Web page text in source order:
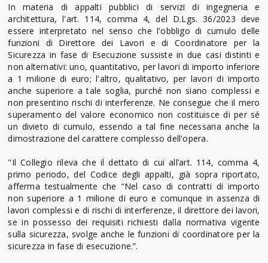
In materia di appalti pubblici di servizi di ingegneria e
architettura, l'art. 114, comma 4, del D.Lgs. 36/2023 deve
essere interpretato nel senso che l'obbligo di cumulo delle
funzioni di Direttore dei Lavori e di Coordinatore per la
Sicurezza in fase di Esecuzione sussiste in due casi distinti e
non alternativi: uno, quantitativo, per lavori di importo inferiore
a 1 milione di euro; l'altro, qualitativo, per lavori di importo
anche superiore a tale soglia, purché non siano complessi e
non presentino rischi di interferenze. Ne consegue che il mero
superamento del valore economico non costituisce di per sé
un divieto di cumulo, essendo a tal fine necessaria anche la
dimostrazione del carattere complesso dell'opera.
"Il Collegio rileva che il dettato di cui all’art. 114, comma 4,
primo periodo, del Codice degli appalti, già sopra riportato,
afferma testualmente che “Nel caso di contratti di importo
non superiore a 1 milione di euro e comunque in assenza di
lavori complessi e di rischi di interferenze, il direttore dei lavori,
se in possesso dei requisiti richiesti dalla normativa vigente
sulla sicurezza, svolge anche le funzioni di coordinatore per la
sicurezza in fase di esecuzione.”.